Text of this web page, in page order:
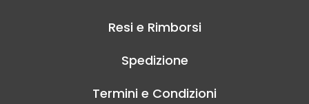
Resi e Rimborsi
Spedizione
Termini e Condizioni